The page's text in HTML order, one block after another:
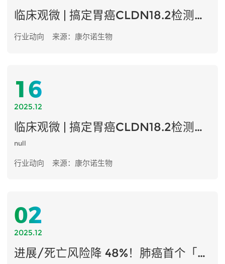
临床观微 | 搞定胃癌CLDN18.2检测，这份“通关攻略”让您一目了然
行业动向 来源：康尔诺生物
16
2025.12
临床观微 | 搞定胃癌CLDN18.2检测，这份“通关攻略”让您一目了然
null
行业动向 来源：康尔诺生物
02
2025.12
进展/死亡风险降 48%！肺癌首个「免疫 + 抗血管」双抗全球数据来了